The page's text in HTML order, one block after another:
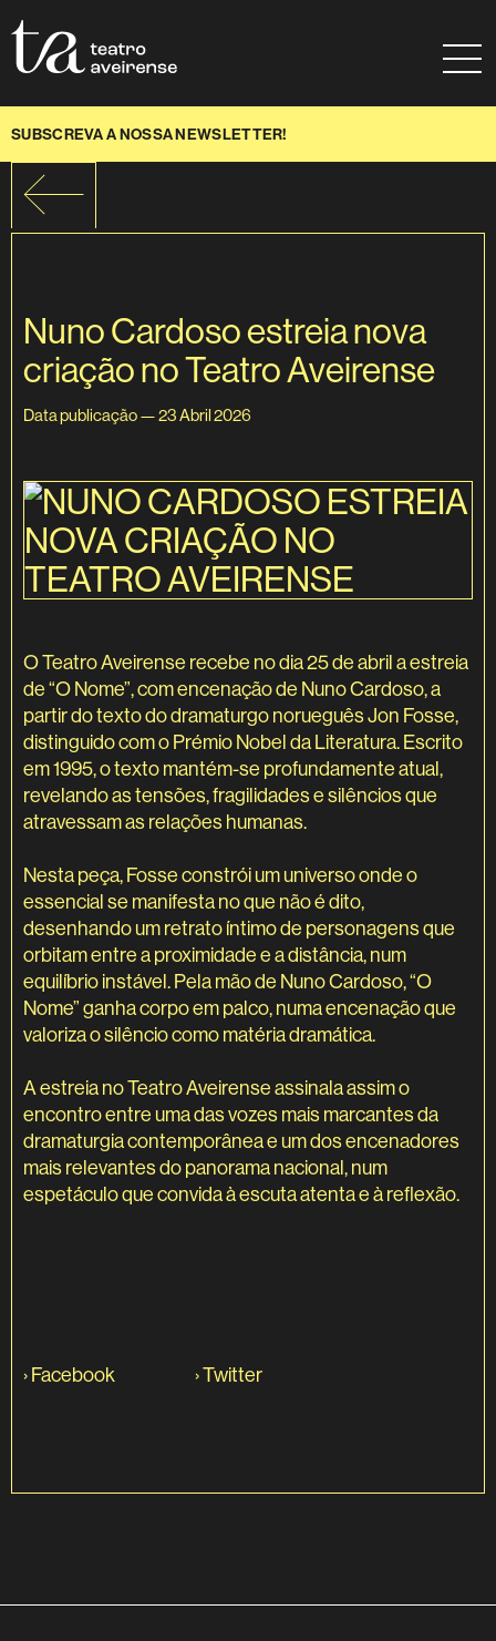
SUBSCREVA A NOSSA NEWSLETTER!
Nuno Cardoso estreia nova
criação no Teatro Aveirense
Data publicação — 23 Abril 2026
O Teatro Aveirense recebe no dia 25 de abril a estreia
de “O Nome”, com encenação de Nuno Cardoso, a
partir do texto do dramaturgo norueguês Jon Fosse,
distinguido com o Prémio Nobel da Literatura. Escrito
em 1995, o texto mantém-se profundamente atual,
revelando as tensões, fragilidades e silêncios que
atravessam as relações humanas.
Nesta peça, Fosse constrói um universo onde o
essencial se manifesta no que não é dito,
desenhando um retrato íntimo de personagens que
orbitam entre a proximidade e a distância, num
equilíbrio instável. Pela mão de Nuno Cardoso, “O
Nome” ganha corpo em palco, numa encenação que
valoriza o silêncio como matéria dramática.
A estreia no Teatro Aveirense assinala assim o
encontro entre uma das vozes mais marcantes da
dramaturgia contemporânea e um dos encenadores
mais relevantes do panorama nacional, num
espetáculo que convida à escuta atenta e à reflexão.
›Facebook ›Twitter